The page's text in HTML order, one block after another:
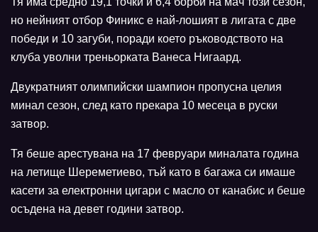
но нейният отбор Финикс е най-лошият в лигата с две
победи и 10 загуби, поради което ръководството на
клуба уволни треньорката Ванеса Нигаард.
Двукратният олимпийски шампион пропусна целия
минал сезон, след като прекара 10 месеца в руски
затвор.
Тя беше арестувана на 17 февруари миналата година
на летище Шереметиево, тъй като в багажа си имаше
касети за електронни цигари с масло от канабис и беше
осъдена на девет години затвор.